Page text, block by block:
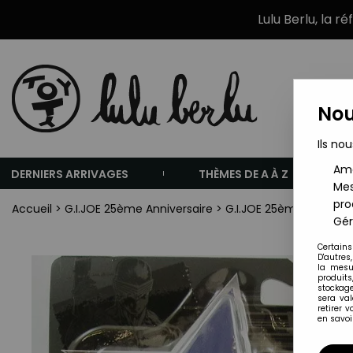
Lulu Berlu, la
DERNIERS ARRIVAGES THÈMES DE A À Z
Accueil > G.I.JOE 25ème Anniversaire > G.I.JOE 25ème
Ils
la
sera
retirer
en